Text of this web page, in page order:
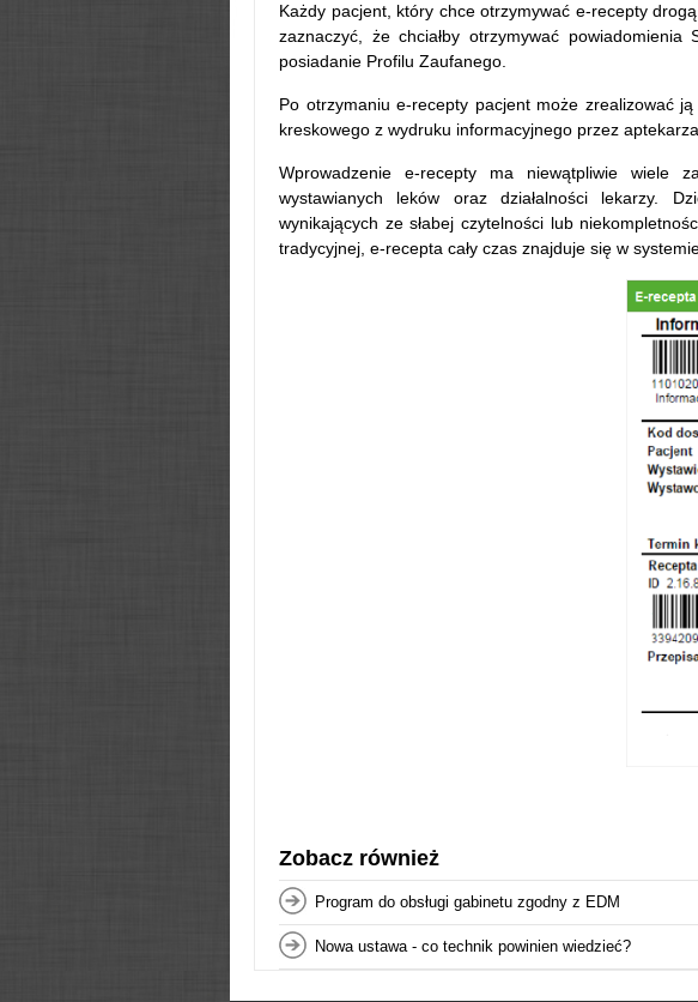
Każdy pacjent, który chce otrzymywać e-recepty
zaznaczyć, że chciałby otrzymywać
posiadanie Profilu Zaufanego.
Po otrzymaniu e-recepty pacjent może zrealizować
kreskowego z wydruku informacyjnego przez
Wprowadzenie e-recepty ma niewątpliwie wiele
wystawianych leków oraz działalności lekarzy.
wynikających ze słabej czytelności lub
tradycyjnej, e-recepta cały czas znajduje się w
Zobacz również
Program do obsługi gabinetu zgodny z EDM
Nowa ustawa - co technik powinien wiedzieć?